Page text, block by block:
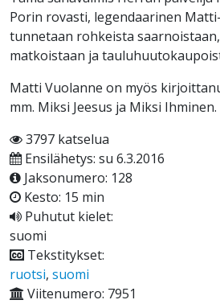
Porin rovasti, legendaarinen
tunnetaan rohkeista
matkoistaan ja
Matti Vuolanne on myös
mm. Miksi Jeesus ja Miksi Ihminen.
3797 katselua
Ensilähetys: su 6.3.2016
Jaksonumero: 128
Kesto: 15 min
Puhutut kielet:
suomi
Tekstitykset:
ruotsi, suomi
Viitenumero: 7951